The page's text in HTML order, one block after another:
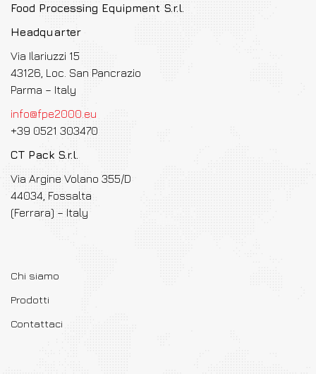
Food Processing Equipment S.r.l.
Headquarter
Via Ilariuzzi 15
43126, Loc. San Pancrazio
Parma – Italy
info@fpe2000.eu
+39 0521 303470
CT Pack S.r.l.
Via Argine Volano 355/D
44034, Fossalta
(Ferrara) – Italy
Chi siamo
Prodotti
Contattaci